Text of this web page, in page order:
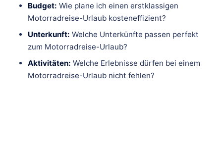
Budget: Wie plane ich einen erstklassigen
Motorradreise-Urlaub kosteneffizient?
Unterkunft: Welche Unterkünfte passen perfekt
zum Motorradreise-Urlaub?
Aktivitäten: Welche Erlebnisse dürfen bei einem
Motorradreise-Urlaub nicht fehlen?